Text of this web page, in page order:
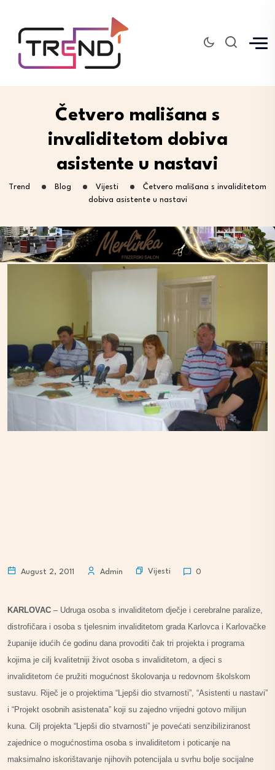
Četvero mališana s
invaliditetom dobiva
asistente u nastavi
Trend Blog Vijesti
Četvero mališana s invaliditetom
dobiva asistente u nastavi
August 2, 2011 Admin Vijesti 0
KARLOVAC – Udruga osoba s invaliditetom dječje i cerebralne paralize,
distrofičara i osoba s tjelesnim invaliditetom grada Karlovca i Karlovačke
županije idućih će godinu dana provoditi čak tri projekta i programa
kojima je cilj kvalitetniji život osoba s invaliditetom, a djeci s
invaliditetom će pružiti mogućnost školovanja u redovnom školskom
sustavu. Riječ je o projektima “Ljepši dio stvarnosti”, “Asistenti u nastavi”
i “Projekt osobnih asistenata” koji su zajedno vrijedni gotovo milijun
kuna. Cilj projekta “Ljepši dio stvarnosti” je povećati senzibiliziranost
zajednice o mogućnostima osoba s invaliditetom i poticanje na
maksimalno iskorištavanje njihovih potencijala u svrhu bolje socijalne